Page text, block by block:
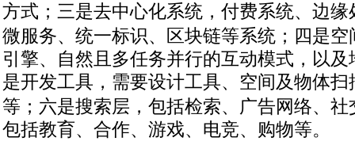
方式；三是去中心化系统，付费系统、边缘
微服务、统一标识、区块链等系统；四是
引擎、自然且多任务并行的互动模式，以
是开发工具，需要设计工具、空间及物体扫
等；六是搜索层，包括检索、广告网络、
包括教育、合作、游戏、电竞、购物等。